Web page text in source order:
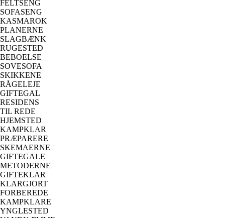
FELTSENG
SOFASENG
KASMAROK
PLANERNE
SLAGBÆNK
RUGESTED
BEBOELSE
SOVESOFA
SKIKKENE
RÅGELEJE
GIFTEGAL
RESIDENS
TIL REDE
HJEMSTED
KAMPKLAR
PRÆPARERE
SKEMAERNE
GIFTEGALE
METODERNE
GIFTEKLAR
KLARGJORT
FORBEREDE
KAMPKLARE
YNGLESTED